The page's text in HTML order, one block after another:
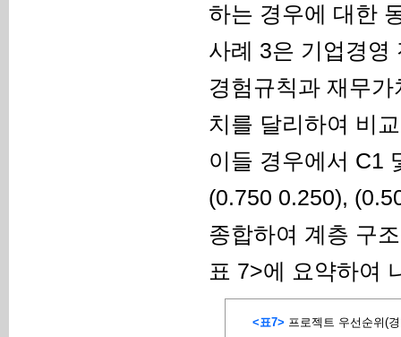
하는 경우에 대한
사례 3은 기업경영
경험규칙과 재무
치를 달리하여 비
이들 경우에서 C1
(0.750 0.250),
종합하여 계층 구
표 7>에 요약하여
<표7> 프로젝트 우선순위(